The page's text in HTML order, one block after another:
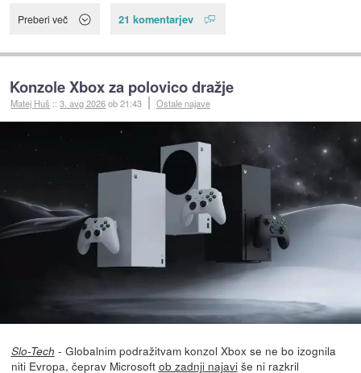
Preberi več 21 komentarjev
Konzole Xbox za polovico dražje
Matej Huš ::3. avg 2026ob 21:43 Ostale najave
Slo-Tech - Globalnim podražitvam konzol Xbox se ne bo izognila
niti Evropa, čeprav Microsoft ob zadnji najaviše ni razkril